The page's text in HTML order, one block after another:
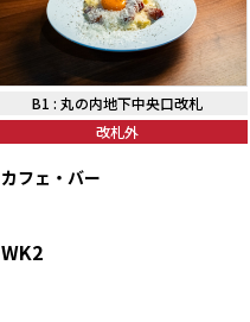
B1 : 丸の内地下中央口改札
改札外
カフェ・バー
WK2